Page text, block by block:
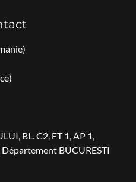
BL. C2, ET 1, AP 1,
Département BUCURESTI